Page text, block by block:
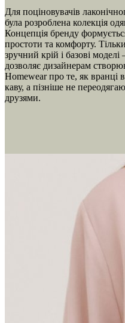
Для поціновувачів
була розроблена колекція
Концепція бренду
простоти та комфорту.
зручний крій і базові
дозволяє дизайнерам
Homewear про те, як вранці
каву, а пізніше не
друзями.